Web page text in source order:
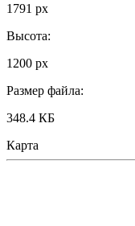
1791 px
Высота:
1200 px
Размер файла:
348.4 КБ
Карта